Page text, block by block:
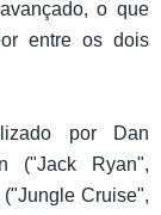
o que
entre os dois
por Dan
("Jack Ryan",
Cruise",